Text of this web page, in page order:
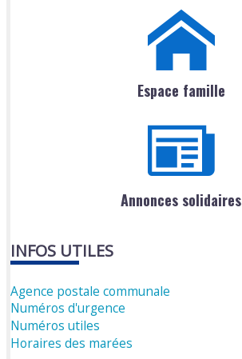
Espace famille
Annonces solidaires
INFOS UTILES
Agence postale communale
Numéros d'urgence
Numéros utiles
Horaires des marées